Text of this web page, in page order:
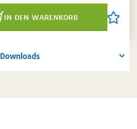
in den warenkorb
Artikel
Downloads